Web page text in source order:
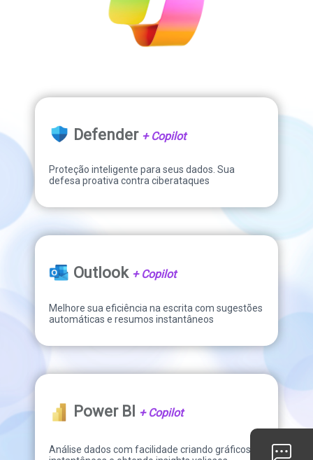
Defender + Copilot
Proteção inteligente para seus dados. Sua
defesa proativa contra ciberataques
Outlook + Copilot
Melhore sua eficiência na escrita com sugestões
automáticas e resumos instantâneos
Power BI + Copilot
Análise dados com facilidade criando gráficos